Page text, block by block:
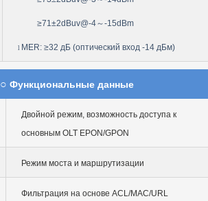
≥71±2dBuv@-4～-15dBm
l MER: ≥32 дБ (оптический вход -14 дБм)
○Функциональные данные
Двойной режим, возможность доступа к
основным OLT EPON/GPON
Режим моста и маршрутизации
Фильтрация на основе ACL/MAC/URL